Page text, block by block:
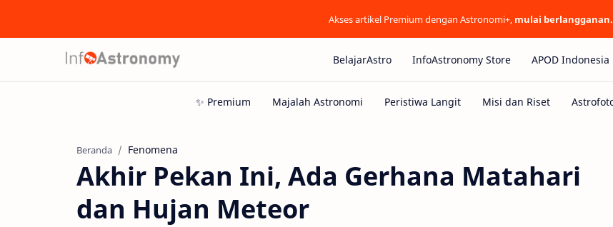
Akses artikel Premium dengan Astronomi+, mulai berlangganan.
BelajarAstro InfoAstronomy Store APOD Indonesia
Beranda Fenomena
Akhir Pekan Ini, Ada Gerhana Matahari
dan Hujan Meteor